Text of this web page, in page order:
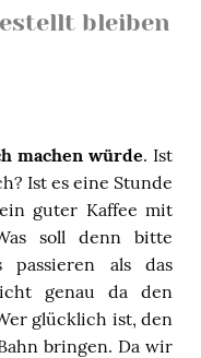
bleiben
machen würde. Ist
Ist es eine Stunde
guter Kaffee mit
soll denn bitte
passieren als das
genau da den
glücklich ist, den
bringen. Da wir